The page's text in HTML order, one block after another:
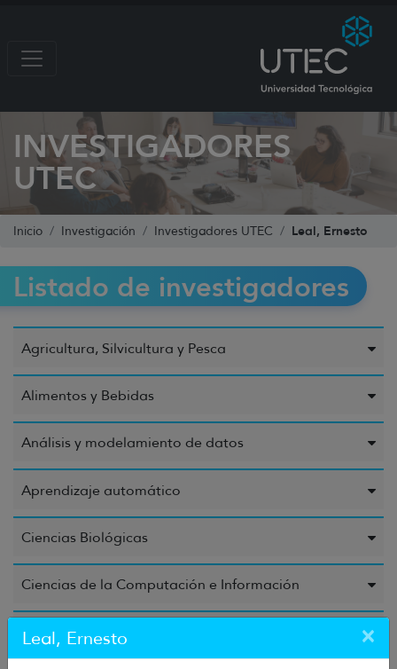
INVESTIGADORES
UTEC
Inicio Investigación Investigadores UTEC Leal, Ernesto
Listado de investigadores
Agricultura, Silvicultura y Pesca
Alimentos y Bebidas
Análisis y modelamiento de datos
Aprendizaje automático
Ciencias Biológicas
Ciencias de la Computación e Información
Ciencias de la Educación
Leal, Ernesto ×